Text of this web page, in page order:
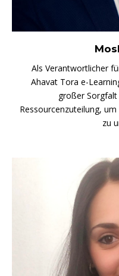
Als Verantwortlicher
Ahavat Tora e-
großer
Ressourcenzuteilung,
zu